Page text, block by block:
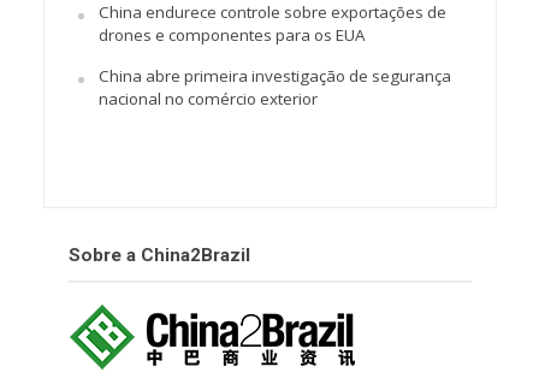
China endurece controle sobre exportações de
drones e componentes para os EUA
China abre primeira investigação de segurança
nacional no comércio exterior
Sobre a China2Brazil